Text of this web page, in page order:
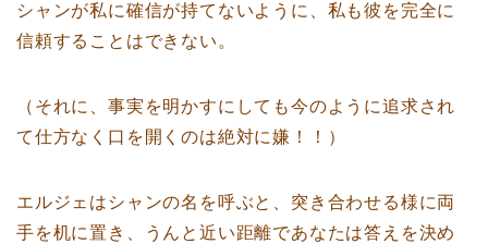
シャンが私に確信が持てないように、私も彼を完全に
信頼することはできない。
（それに、事実を明かすにしても今のように追求され
て仕方なく口を開くのは絶対に嫌！！）
エルジェはシャンの名を呼ぶと、突き合わせる様に両
手を机に置き、うんと近い距離であなたは答えを決め